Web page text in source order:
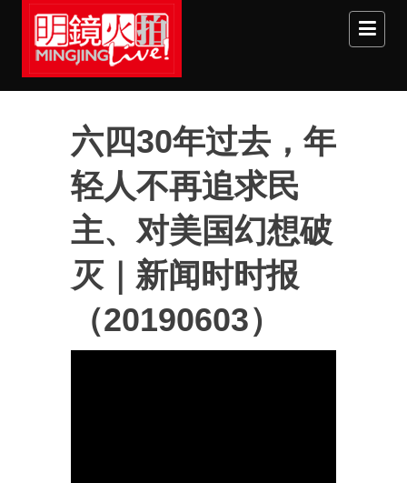
Skip to main content
六四30年过去，年
轻人不再追求民
主、对美国幻想破
灭｜新闻时时报
（20190603）